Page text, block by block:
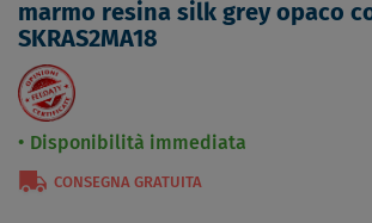
marmo resina silk grey opaco
SKRAS2MA18
Disponibilità immediata
CONSEGNA GRATUITA